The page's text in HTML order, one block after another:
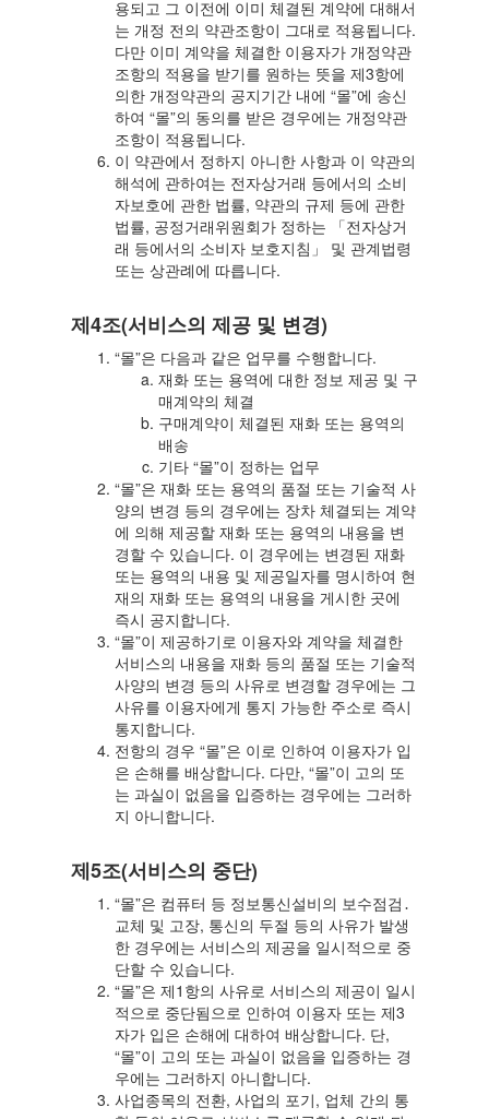
용되고 그 이전에 이미 체결된 계약에 대해서
는 개정 전의 약관조항이 그대로 적용됩니다.
다만 이미 계약을 체결한 이용자가 개정약관
조항의 적용을 받기를 원하는 뜻을 제3항에
의한 개정약관의 공지기간 내에 “몰”에 송신
하여 “몰”의 동의를 받은 경우에는 개정약관
조항이 적용됩니다.
이 약관에서 정하지 아니한 사항과 이 약관의
해석에 관하여는 전자상거래 등에서의 소비
자보호에 관한 법률, 약관의 규제 등에 관한
법률, 공정거래위원회가 정하는 「전자상거
래 등에서의 소비자 보호지침」 및 관계법령
또는 상관례에 따릅니다.
제4조(서비스의 제공 및 변경)
“몰”은 다음과 같은 업무를 수행합니다.
재화 또는 용역에 대한 정보 제공 및 구
매계약의 체결
구매계약이 체결된 재화 또는 용역의
배송
기타 “몰”이 정하는 업무
“몰”은 재화 또는 용역의 품절 또는 기술적 사
양의 변경 등의 경우에는 장차 체결되는 계약
에 의해 제공할 재화 또는 용역의 내용을 변
경할 수 있습니다. 이 경우에는 변경된 재화
또는 용역의 내용 및 제공일자를 명시하여 현
재의 재화 또는 용역의 내용을 게시한 곳에
즉시 공지합니다.
“몰”이 제공하기로 이용자와 계약을 체결한
서비스의 내용을 재화 등의 품절 또는 기술적
사양의 변경 등의 사유로 변경할 경우에는 그
사유를 이용자에게 통지 가능한 주소로 즉시
통지합니다.
전항의 경우 “몰”은 이로 인하여 이용자가 입
은 손해를 배상합니다. 다만, “몰”이 고의 또
는 과실이 없음을 입증하는 경우에는 그러하
지 아니합니다.
제5조(서비스의 중단)
“몰”은 컴퓨터 등 정보통신설비의 보수점검․
교체 및 고장, 통신의 두절 등의 사유가 발생
한 경우에는 서비스의 제공을 일시적으로 중
단할 수 있습니다.
“몰”은 제1항의 사유로 서비스의 제공이 일시
적으로 중단됨으로 인하여 이용자 또는 제3
자가 입은 손해에 대하여 배상합니다. 단,
“몰”이 고의 또는 과실이 없음을 입증하는 경
우에는 그러하지 아니합니다.
사업종목의 전환, 사업의 포기, 업체 간의 통